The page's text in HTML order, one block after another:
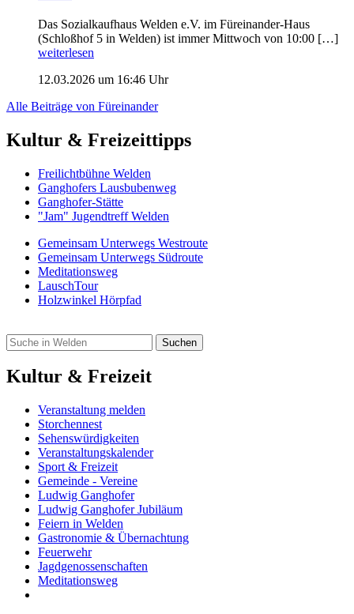
Das Sozialkaufhaus Welden e.V. im Füreinander-Haus
(Schloßhof 5 in Welden) ist immer Mittwoch von 10:00 […]
weiterlesen
12.03.2026 um 16:46 Uhr
Alle Beiträge von Füreinander
Kultur & Freizeittipps
Freilicht­bühne Welden
Ganghofers Lausbubenweg
Ganghofer-Stätte
"Jam" Jugendtreff Welden
Gemeinsam Unterwegs Westroute
Gemeinsam Unterwegs Südroute
Meditationsweg
LauschTour
Holzwinkel Hörpfad
Kultur & Freizeit
Veranstaltung melden
Storchennest
Sehenswürdigkeiten
Veranstaltungskalender
Sport & Freizeit
Gemeinde - Vereine
Ludwig Ganghofer
Ludwig Ganghofer Jubiläum
Feiern in Welden
Gastronomie & Übernachtung
Feuerwehr
Jagdgenossenschaften
Meditationsweg